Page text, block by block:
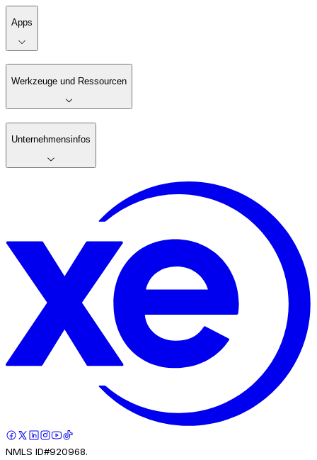
Apps
Werkzeuge und Ressourcen
Unternehmensinfos
NMLS ID#920968.